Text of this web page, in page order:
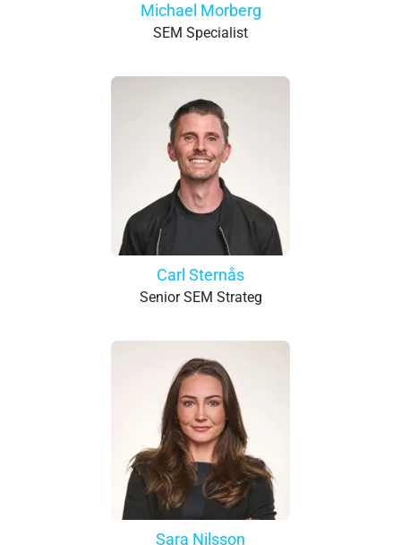
Michael Morberg
SEM Specialist
Carl Sternås
Senior SEM Strateg
Sara Nilsson